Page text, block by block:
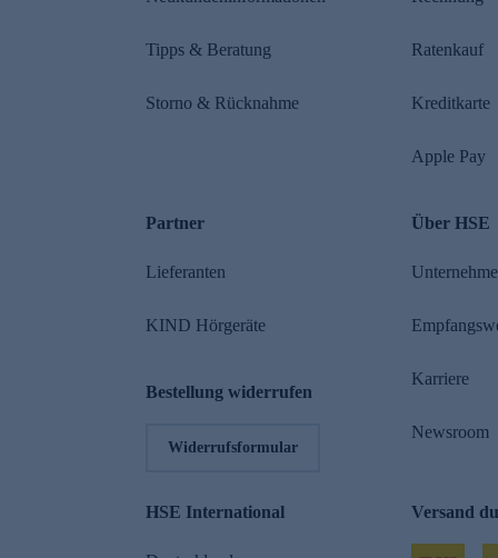
Tipps & Beratung
Storno & Rücknahme
Ratenkauf
Kreditkarte
Apple Pay
Partner
Lieferanten
KIND Hörgeräte
Bestellung widerrufen
Widerrufsformular
Über HSE
Karriere
Newsroom
HSE International Versand